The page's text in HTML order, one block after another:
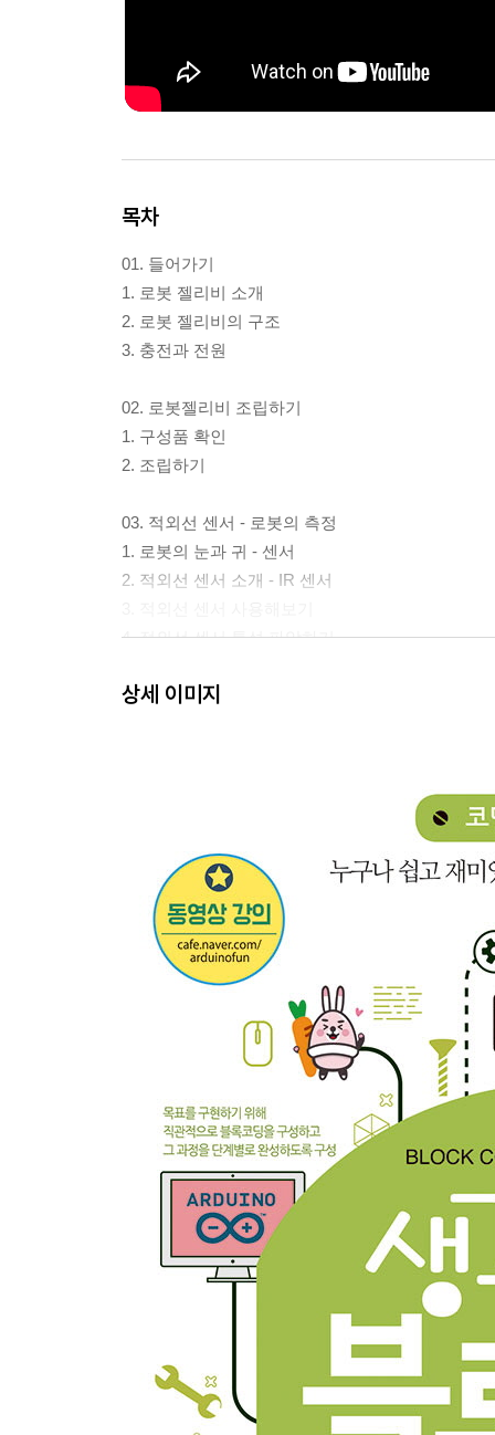
목차
01. 들어가기
1. 로봇 젤리비 소개
2. 로봇 젤리비의 구조
3. 충전과 전원
02. 로봇젤리비 조립하기
1. 구성품 확인
2. 조립하기
03. 적외선 센서 - 로봇의 측정
1. 로봇의 눈과 귀 - 센서
2. 적외선 센서 소개 - IR 센서
4. 적외선 센서 특성 파악하기
04. 로봇의 의사표현 - 버저
1. 로봇을 구동하는 도구 - 모터
2. 로봇 젤리비의 모터 동작의 이해
3. 왼쪽 모터 구동해보기
4. 모터의 속도조절
5. 오른쪽 모터 구동해보기
06. 아두이노 블록코딩
1. 아두이노 프로그램
2. 아두이노 모드에서 시리얼 통신 사용하기
3. 아두이노 스케치 프로그램에서 시리얼 통신 관
4. 젤리비 보드에서 업로드 실패 에러 극복하는 방
07. 아두이노 블록코딩으로 센서 다루기
1. 조도 센서의 결과값을 그래프로 그려보기
2. 적외선 센서의 결과를 그래프로 확인하기
08. 자율주행로봇 - 라인트레이서
1. 라인트레이서는 무엇인가요?
2. 자율 주행
3. 로봇 젤리비를 이용한 기초 라인트레이서 만들기
상세 이미지